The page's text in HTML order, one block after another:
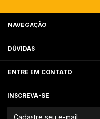
NAVEGAÇÃO
DÚVIDAS
ENTRE EM CONTATO
INSCREVA-SE